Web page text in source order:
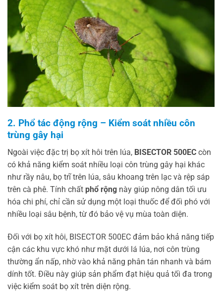
2. Phổ tác động rộng – Kiểm soát nhiều côn
trùng gây hại
Ngoài việc đặc trị bọ xít hôi trên lúa, BISECTOR 500EC còn
có khả năng kiểm soát nhiều loại côn trùng gây hại khác
như rầy nâu, bọ trĩ trên lúa, sâu khoang trên lạc và rệp sáp
trên cà phê. Tính chất phổ rộng này giúp nông dân tối ưu
hóa chi phí, chỉ cần sử dụng một loại thuốc để đối phó với
nhiều loại sâu bệnh, từ đó bảo vệ vụ mùa toàn diện.
Đối với bọ xít hôi, BISECTOR 500EC đảm bảo khả năng tiếp
cận các khu vực khó như mặt dưới lá lúa, nơi côn trùng
thường ẩn nấp, nhờ vào khả năng phân tán nhanh và bám
dính tốt. Điều này giúp sản phẩm đạt hiệu quả tối đa trong
việc kiểm soát bọ xít trên diện rộng.